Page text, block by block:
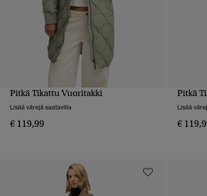
Pitkä Tikattu Vuoritakki
Lisää värejä saatavilla
€ 119,99
Pitkä
Lisää
€